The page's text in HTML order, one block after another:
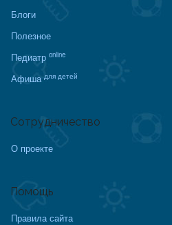
Блоги
Полезное
Педиатр online
Афиша для детей
Сотрудничество
О проекте
Помощь
Правила сайта